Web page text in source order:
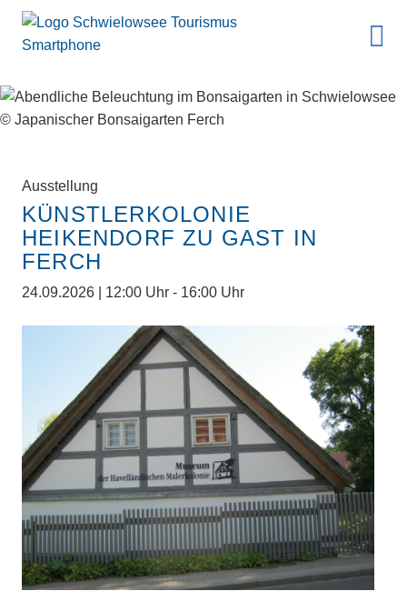
Ausstellung
KÜNSTLERKOLONIE
HEIKENDORF ZU GAST IN
FERCH
24.09.2026 | 12:00 Uhr - 16:00 Uhr